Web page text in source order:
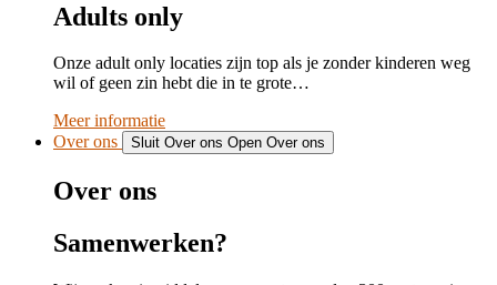
Adults only
Onze adult only locaties zijn top als je zonder kinderen weg
wil of geen zin hebt die in te grote…
Meer informatie
Over ons
Sluit Over ons Open Over ons
Over ons
Samenwerken?